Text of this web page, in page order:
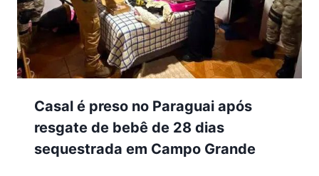
Casal é preso no Paraguai após
resgate de bebê de 28 dias
sequestrada em Campo Grande